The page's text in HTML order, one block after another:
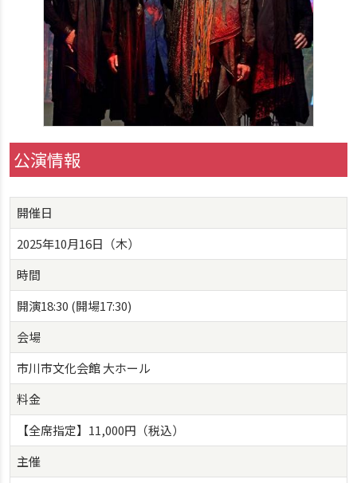
公演情報
開催日
2025年10月16日（木）
時間
開演18:30 (開場17:30)
会場
市川市文化会館 大ホール
料金
【全席指定】11,000円（税込）
主催